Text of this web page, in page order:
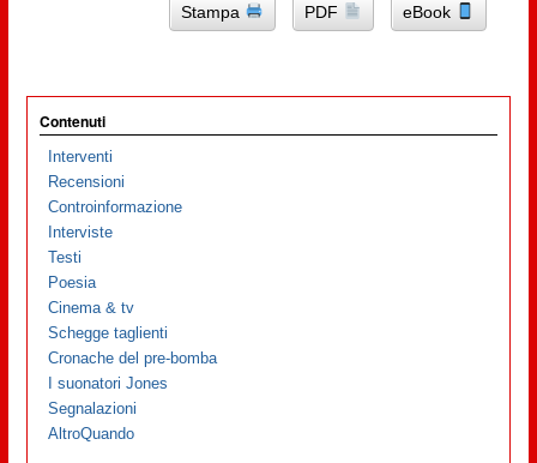
Stampa PDF eBook
Contenuti
Interventi
Recensioni
Controinformazione
Interviste
Testi
Poesia
Cinema & tv
Schegge taglienti
Cronache del pre-bomba
I suonatori Jones
Segnalazioni
AltroQuando